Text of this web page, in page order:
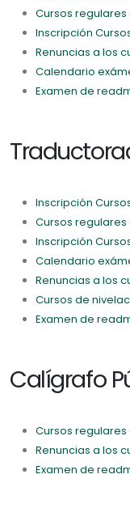
Cursos
Inscripción
Renuncias a los
Calendario
Examen de
Inscripción
Cursos
Inscripción
Calendario
Renuncias a los
Cursos de
Examen de
Calígrafo
Cursos
Renuncias a los
Examen de